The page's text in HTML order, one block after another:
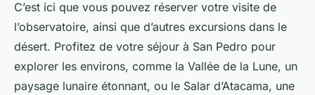
C’est ici que vous pouvez réserver votre visite de
l’observatoire, ainsi que d’autres excursions dans le
désert. Profitez de votre séjour à San Pedro pour
explorer les environs, comme la Vallée de la Lune, un
paysage lunaire étonnant, ou le Salar d’Atacama, une